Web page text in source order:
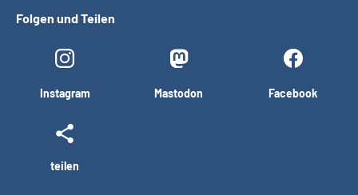
Folgen und Teilen
Instagram Mastodon Facebook
teilen